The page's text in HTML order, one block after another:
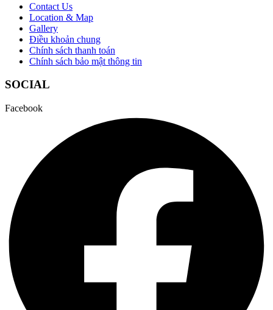
Contact Us
Location & Map
Gallery
Điều khoản chung
Chính sách thanh toán
Chính sách bảo mật thông tin
SOCIAL
Facebook